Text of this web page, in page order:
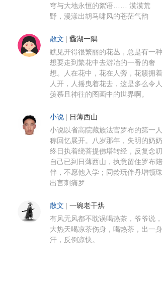
穹与大地永恒的絮语…… 漠漠荒
野，漫漾出胡马啸风的苍茫气韵
散文 蠡湖一隅
瞧见开得很繁丽的花丛，总是有一种
想要走到繁花中去游冶的一番的奢
想。人在花中，花在人旁，花簇拥着
人开，人摇曳着花去，这是多么令人
羡慕且神往的图画中的世界啊。
小说 日薄西山
小说以省高院藏族法官罗布的第一人
称回忆展开。八岁那年，失明的奶奶
终日执着绕菩提佛塔转经，反复念叨
自己已到日薄西山，执意留住罗布陪
伴，不愿他入学；同龄玩伴丹增顿珠
出言刺痛罗
散文 一碗老干烘
有风无风都不耽误喝热茶，爷爷说，
大热天喝凉茶伤身，喝热茶，出一身
汗，反倒凉快。